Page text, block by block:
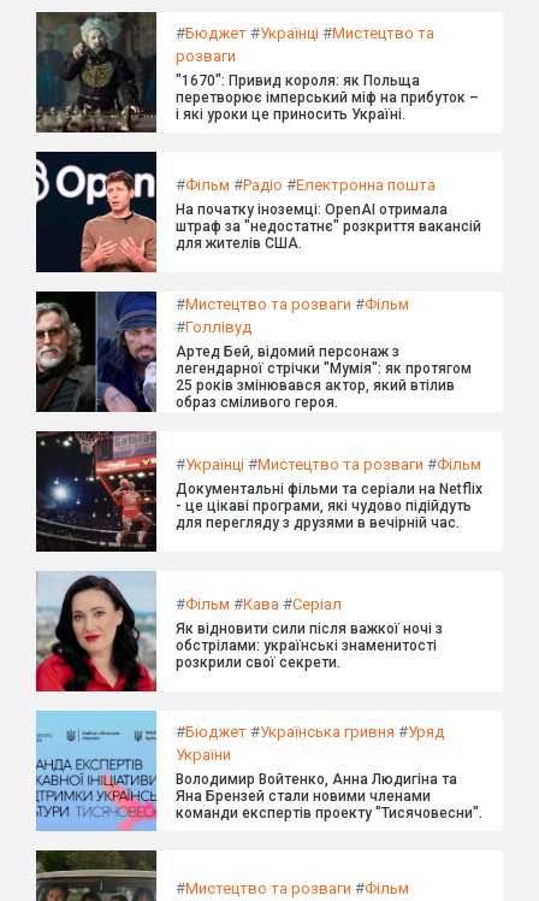
#Бюджет #Українці #Мистецтво та
розваги
"1670": Привид короля: як Польща
перетворює імперський міф на прибуток –
і які уроки це приносить Україні.
#Фільм #Радіо #Електронна пошта
На початку іноземці: OpenAI отримала
штраф за "недостатнє" розкриття вакансій
для жителів США.
#Мистецтво та розваги #Фільм
#Голлівуд
Артед Бей, відомий персонаж з
легендарної стрічки "Мумія": як протягом
25 років змінювався актор, який втілив
образ сміливого героя.
#Українці #Мистецтво та розваги #Фільм
Документальні фільми та серіали на Netflix
- це цікаві програми, які чудово підійдуть
для перегляду з друзями в вечірній час.
#Фільм #Кава #Серіал
Як відновити сили після важкої ночі з
обстрілами: українські знаменитості
розкрили свої секрети.
#Бюджет #Українська гривня #Уряд
України
Володимир Войтенко, Анна Людигіна та
Яна Брензей стали новими членами
команди експертів проекту "Тисячовесни".
#Мистецтво та розваги #Фільм